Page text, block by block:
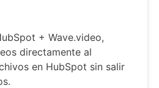
+ Wave.video,
directamente al
en HubSpot sin salir